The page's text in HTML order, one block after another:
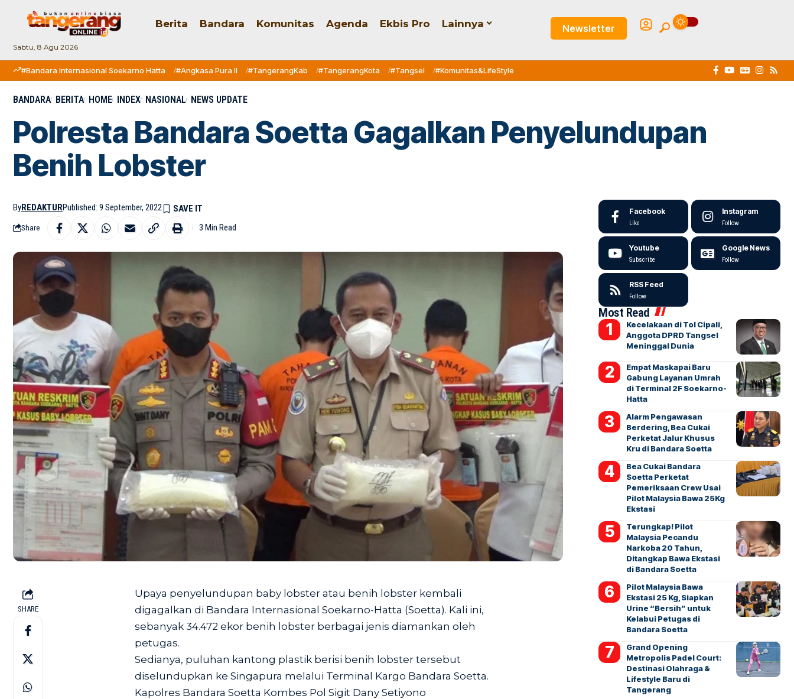
Sabtu, 8 Agu 2026
Berita Bandara Komunitas Agenda Ekbis Pro Lainnya Newsletter
#Bandara Internasional Soekarno Hatta #Angkasa Pura II #TangerangKab #TangerangKota #Tangsel #Komunitas&LifeStyle
BANDARA BERITA HOME INDEX NASIONAL NEWS UPDATE
Polresta Bandara Soetta Gagalkan Penyelundupan
Benih Lobster
ByREDAKTURPublished: 9 September, 2022
Share 3 Min Read
SHARE
Upaya penyelundupan baby lobster atau benih lobster kembali
digagalkan di Bandara Internasional Soekarno-Hatta (Soetta). Kali ini,
sebanyak 34.472 ekor benih lobster berbagai jenis diamankan oleh
petugas.
Sedianya, puluhan kantong plastik berisi benih lobster tersebut
diselundupkan ke Singapura melalui Terminal Kargo Bandara Soetta.
Kapolres Bandara Soetta Kombes Pol Sigit Dany Setiyono
Facebook
Like
Instagram
Follow
Youtube
Subscribe
Google News
Follow
RSS Feed
Follow
Most Read
Kecelakaan di Tol Cipali,
Anggota DPRD Tangsel
Meninggal Dunia
Empat Maskapai Baru
Gabung Layanan Umrah
di Terminal 2F Soekarno-
Hatta
Alarm Pengawasan
Berdering, Bea Cukai
Perketat Jalur Khusus
Kru di Bandara Soetta
Bea Cukai Bandara
Soetta Perketat
Pemeriksaan Crew Usai
Pilot Malaysia Bawa 25Kg
Ekstasi
Terungkap! Pilot
Malaysia Pecandu
Narkoba 20 Tahun,
Ditangkap Bawa Ekstasi
di Bandara Soetta
Pilot Malaysia Bawa
Ekstasi 25 Kg, Siapkan
Urine “Bersih” untuk
Kelabui Petugas di
Bandara Soetta
Grand Opening
Metropolis Padel Court:
Destinasi Olahraga &
Lifestyle Baru di
Tangerang